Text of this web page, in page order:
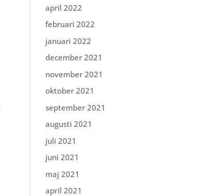
april 2022
februari 2022
januari 2022
december 2021
november 2021
oktober 2021
september 2021
augusti 2021
juli 2021
juni 2021
maj 2021
april 2021